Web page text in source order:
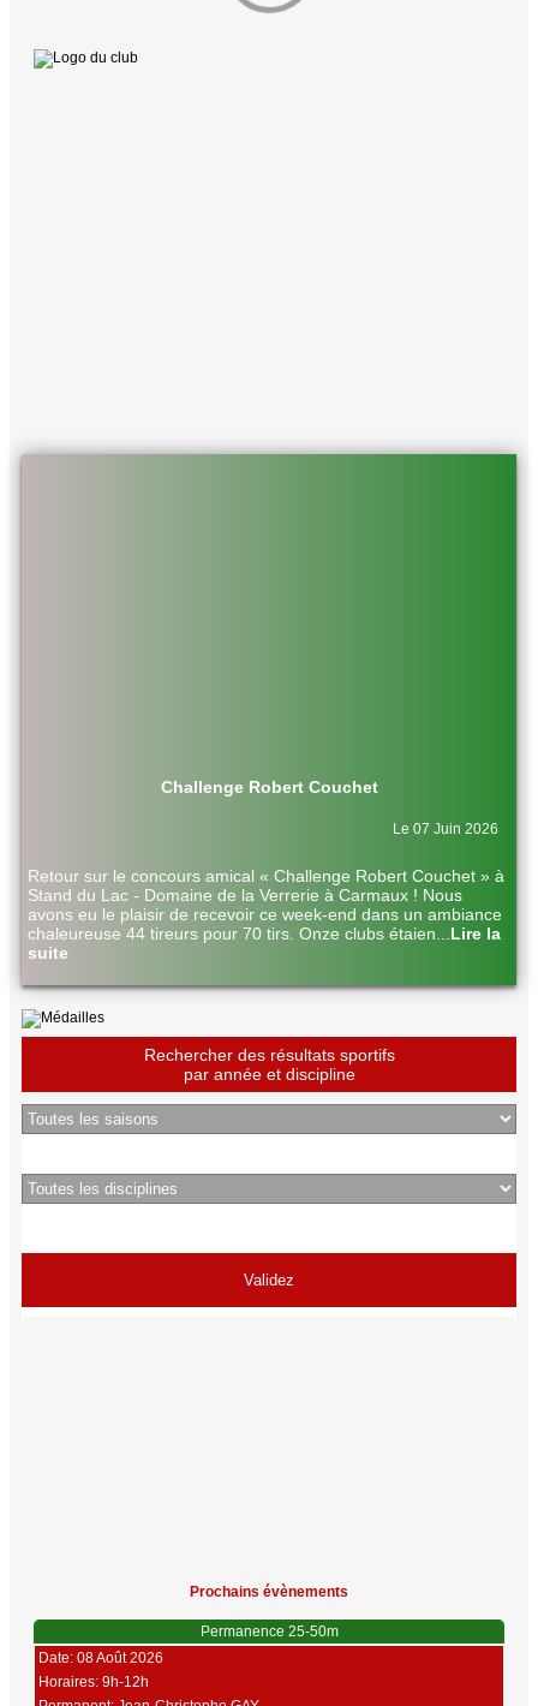
Challenge Robert Couchet
Le 07 Juin 2026
Retour sur le concours amical « Challenge Robert Couchet » à
Stand du Lac - Domaine de la Verrerie à Carmaux ! Nous
avons eu le plaisir de recevoir ce week-end dans un ambiance
chaleureuse 44 tireurs pour 70 tirs. Onze clubs étaien
Lire la
suite
Rechercher des résultats sportifs
par année et discipline
Prochains évènements
Permanence 25-50m
Date: 08 Août 2026
Horaires: 9h-12h